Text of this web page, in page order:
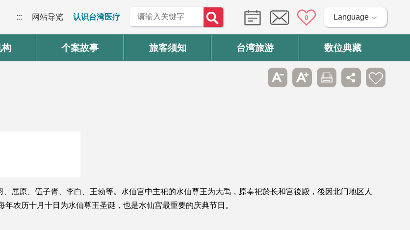
::: 网站导览 认识台湾医疗 0 Language
构 个案故事 旅客须知 台湾旅游 数位典藏
屈原、伍子胥、李白、王勃等。水仙宫中主祀的水仙尊王为大禹，原奉祀於长和宫後殿，後因北门地区人
农历十月十日为水仙尊王圣诞，也是水仙宫最重要的庆典节日。